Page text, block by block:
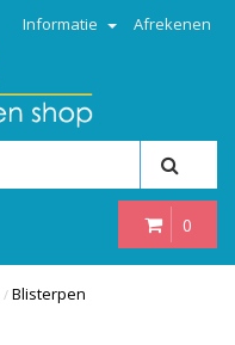
Informatie Afrekenen
0
/ Blisterpen